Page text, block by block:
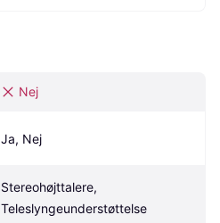
Nej
Ja, Nej
Stereohøjttalere,
Teleslyngeunderstøttelse